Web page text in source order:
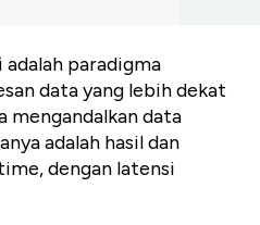
paradigma
data yang lebih dekat
mengandalkan data
adalah hasil dan
dengan latensi